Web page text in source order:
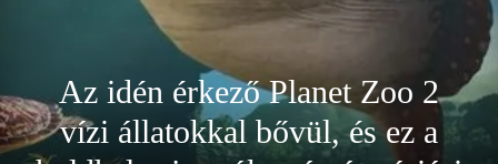
Az idén érkező Planet Zoo 2
vízi állatokkal bővül, és ez a